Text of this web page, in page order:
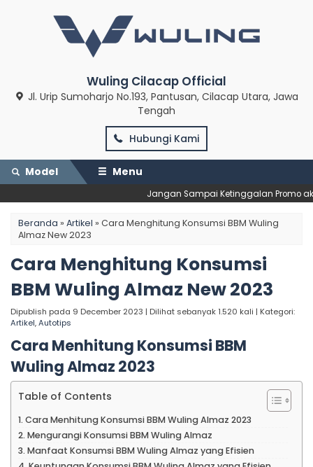
Wuling Cilacap Official
Jl. Urip Sumoharjo No.193, Pantusan, Cilacap Utara, Jawa
Tengah
Hubungi Kami
Model Menu
Jangan Sampai Ketinggalan Promo
Beranda » Artikel » Cara Menghitung Konsumsi BBM Wuling
Almaz New 2023
Cara Menghitung Konsumsi
BBM Wuling Almaz New 2023
Dipublish pada 9 December 2023 | Dilihat sebanyak 1.520 kali | Kategori:
Artikel,Autotips
Cara Menhitung Konsumsi BBM
Wuling Almaz 2023
Table of Contents
Cara Menhitung Konsumsi BBM Wuling Almaz 2023
Mengurangi Konsumsi BBM Wuling Almaz
Manfaat Konsumsi BBM Wuling Almaz yang Efisien